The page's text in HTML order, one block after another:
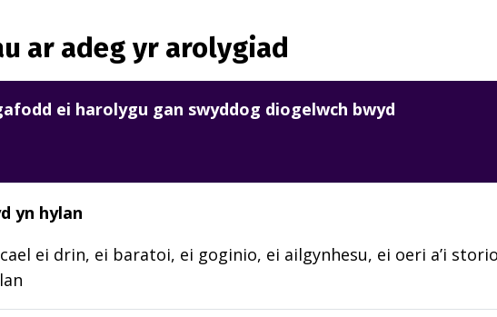
ar adeg yr arolygiad
ei harolygu gan swyddog diogelwch bwyd
yn hylan
ei drin, ei baratoi, ei goginio, ei ailgynhesu, ei oeri a’i